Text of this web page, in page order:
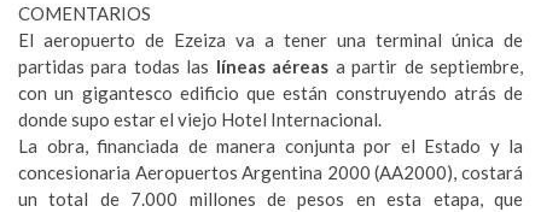
COMENTARIOS
El aeropuerto de Ezeiza va a tener una terminal única de
partidas para todas las líneas aéreas a partir de septiembre,
con un gigantesco edificio que están construyendo atrás de
donde supo estar el viejo Hotel Internacional.
La obra, financiada de manera conjunta por el Estado y la
concesionaria Aeropuertos Argentina 2000 (AA2000), costará
un total de 7.000 millones de pesos en esta etapa, que